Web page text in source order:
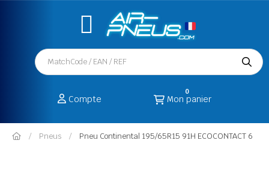
Compte Mon panier
0
Pneus Pneu Continental 195/65R15 91H ECOCONTACT 6